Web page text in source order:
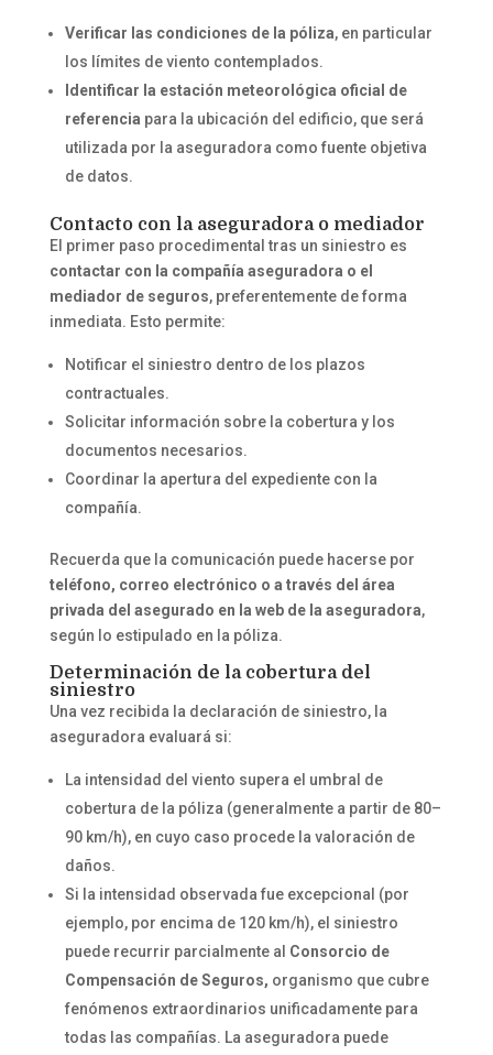
Verificar las condiciones de la póliza, en particular
los límites de viento contemplados.
Identificar la estación meteorológica oficial de
referencia para la ubicación del edificio, que será
utilizada por la aseguradora como fuente objetiva
de datos.
Contacto con la aseguradora o mediador
El primer paso procedimental tras un siniestro es
contactar con la compañía aseguradora o el
mediador de seguros, preferentemente de forma
inmediata. Esto permite:
Notificar el siniestro dentro de los plazos
contractuales.
Solicitar información sobre la cobertura y los
documentos necesarios.
Coordinar la apertura del expediente con la
compañía.
Recuerda que la comunicación puede hacerse por
teléfono, correo electrónico o a través del área
privada del asegurado en la web de la aseguradora,
según lo estipulado en la póliza.
Determinación de la cobertura del
siniestro
Una vez recibida la declaración de siniestro, la
aseguradora evaluará si:
La intensidad del viento supera el umbral de
cobertura de la póliza (generalmente a partir de 80–
90 km/h), en cuyo caso procede la valoración de
daños.
Si la intensidad observada fue excepcional (por
ejemplo, por encima de 120 km/h), el siniestro
puede recurrir parcialmente al Consorcio de
Compensación de Seguros, organismo que cubre
fenómenos extraordinarios unificadamente para
todas las compañías. La aseguradora puede